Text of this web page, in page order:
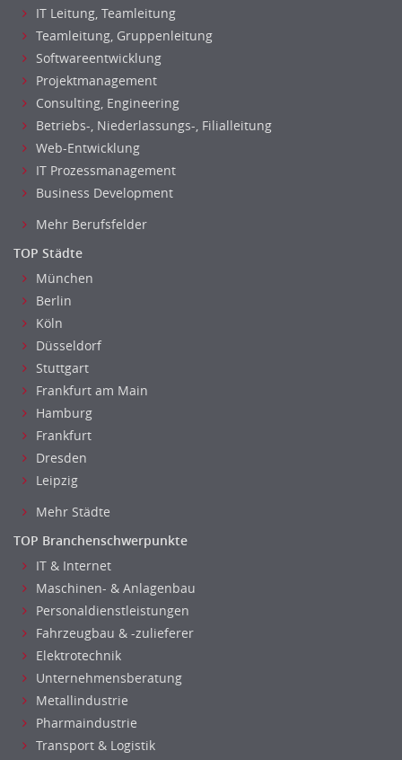
Medizintechnik
Optiker, Akustiker
Brandschutz
Prozessmanagement
Qualitätsmanagement
Technische Dokumentation
Technischer Systemplaner, Bauzeichner
Veranstaltungstechnik
Verfahrenstechnik
Vertriebsingenieur
Wirtschaftsingenieur
Technisches Gebäudemanagement (TGM)
Anwendungsadministration
Consulting, Engineering
Data Warehouse, Business Intelligence
Datenbanken
Embedded Systems
Helpdesk
Qualitätssicherung, Qualitätsprüfung
SAP/ERP-Beratung, Entwicklung
Security
Softwareentwicklung
Systemadministration, Netzwerkadministration
Training
Web-Entwicklung
Biotechnologie
IT Leitung, Teamleitung
Teamleitung, Gruppenleitung
Softwareentwicklung
Projektmanagement
Consulting, Engineering
Betriebs-, Niederlassungs-, Filialleitung
Web-Entwicklung
IT Prozessmanagement
Business Development
Mehr Berufsfelder
TOP Städte
München
Berlin
Köln
Düsseldorf
Stuttgart
Frankfurt am Main
Hamburg
Frankfurt
Dresden
Leipzig
Mehr Städte
TOP Branchenschwerpunkte
IT & Internet
Maschinen- & Anlagenbau
Personaldienstleistungen
Fahrzeugbau & -zulieferer
Elektrotechnik
Unternehmensberatung
Metallindustrie
Pharmaindustrie
Transport & Logistik